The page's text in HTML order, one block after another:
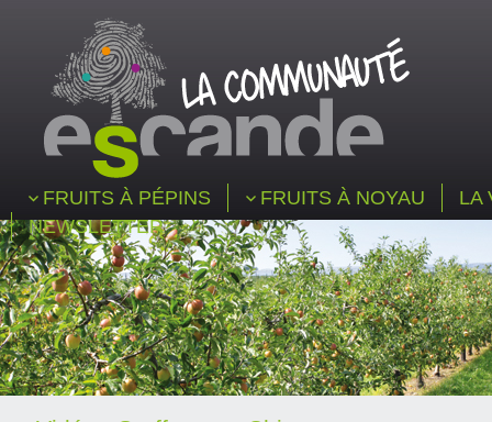
FRUITS À PÉPINS FRUITS À NOYAU
LA
NEWSLETTER